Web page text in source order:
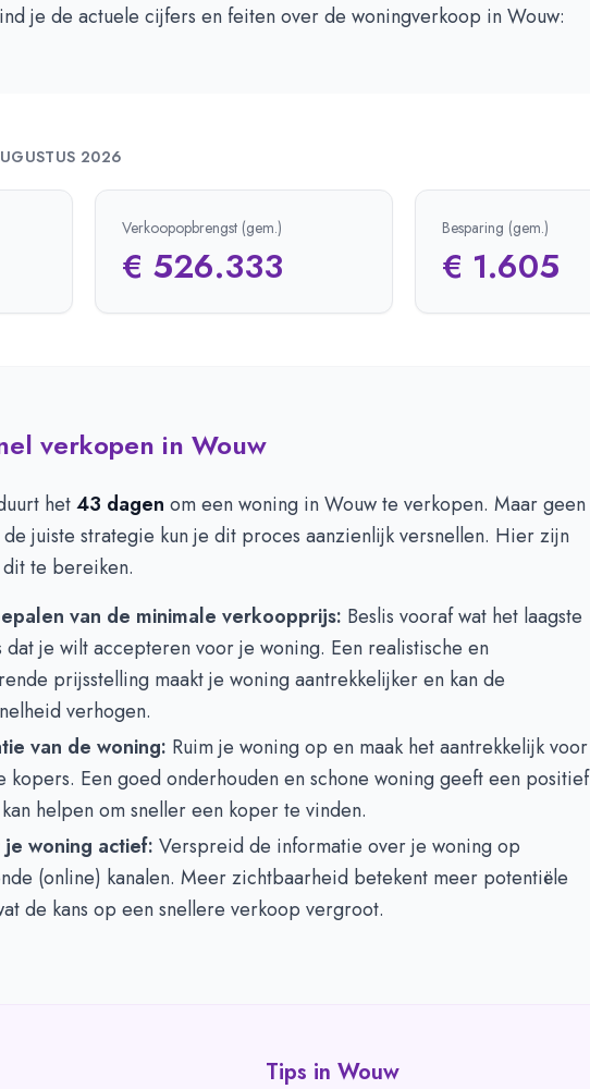
je de actuele cijfers en feiten over de woningverkoop in Wouw:
2026
Verkoopopbrengst (gem.)
€ 526.333
Besparing (gem.)
€ 1.605
verkopen in Wouw
het43 dagen om een woning in Wouw te verkopen. Maar geen
juiste strategie kun je dit proces aanzienlijk versnellen. Hier zijn
te bereiken.
van de minimale verkoopprijs: Beslis vooraf wat het laagste
dat je wilt accepteren voor je woning. Een realistische en
prijsstelling maakt je woning aantrekkelijker en kan de
verhogen.
van de woning: Ruim je woning op en maak het aantrekkelijk voor
kopers. Een goed onderhouden en schone woning geeft een positief
helpen om sneller een koper te vinden.
woning actief: Verspreid de informatie over je woning op
(online) kanalen. Meer zichtbaarheid betekent meer potentiële
de kans op een snellere verkoop vergroot.
Tips in Wouw